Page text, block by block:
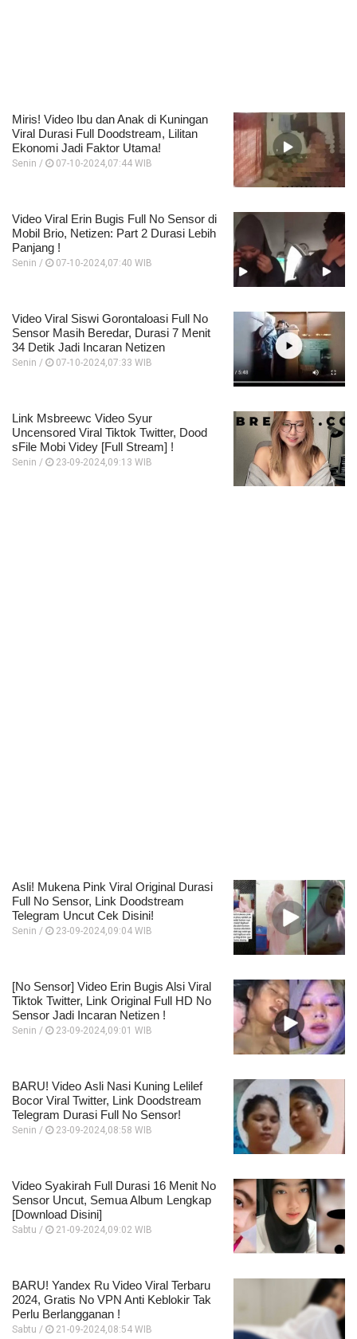
Miris! Video Ibu dan Anak di Kuningan
Viral Durasi Full Doodstream, Lilitan
Ekonomi Jadi Faktor Utama!
Senin / 07-10-2024,07:44 WIB
Video Viral Erin Bugis Full No Sensor di
Mobil Brio, Netizen: Part 2 Durasi Lebih
Panjang !
Senin / 07-10-2024,07:40 WIB
Video Viral Siswi Gorontaloasi Full No
Sensor Masih Beredar, Durasi 7 Menit
34 Detik Jadi Incaran Netizen
Senin / 07-10-2024,07:33 WIB
Link Msbreewc Video Syur
Uncensored Viral Tiktok Twitter, Dood
sFile Mobi Videy [Full Stream] !
Senin / 23-09-2024,09:13 WIB
Asli! Mukena Pink Viral Original Durasi
Full No Sensor, Link Doodstream
Telegram Uncut Cek Disini!
Senin / 23-09-2024,09:04 WIB
[No Sensor] Video Erin Bugis Alsi Viral
Tiktok Twitter, Link Original Full HD No
Sensor Jadi Incaran Netizen !
Senin / 23-09-2024,09:01 WIB
BARU! Video Asli Nasi Kuning Lelilef
Bocor Viral Twitter, Link Doodstream
Telegram Durasi Full No Sensor!
Senin / 23-09-2024,08:58 WIB
Video Syakirah Full Durasi 16 Menit No
Sensor Uncut, Semua Album Lengkap
[Download Disini]
Sabtu / 21-09-2024,09:02 WIB
BARU! Yandex Ru Video Viral Terbaru
2024, Gratis No VPN Anti Keblokir Tak
Perlu Berlangganan !
Sabtu / 21-09-2024,08:54 WIB